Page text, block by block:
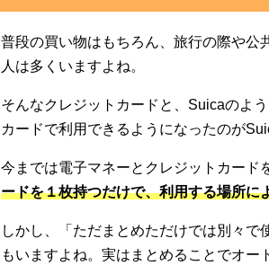
普段の買い物はもちろん、旅行の際や公
人は多くいますよね。
そんなクレジットカードと、Suicaのよ
カードで利用できるようになったのが
今までは電子マネーとクレジットカード
ードを１枚持つだけで、利用する場所に
しかし、「ただまとめただけでは別々
もいますよね。実はまとめることでオー